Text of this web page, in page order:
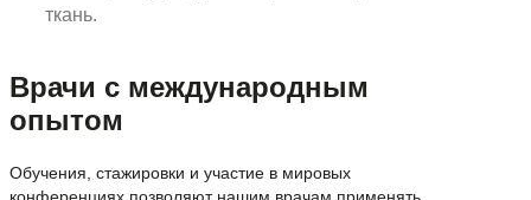
ткань.
Врачи с международным
опытом
Обучения, стажировки и участие в мировых
конференциях позволяют нашим врачам применять